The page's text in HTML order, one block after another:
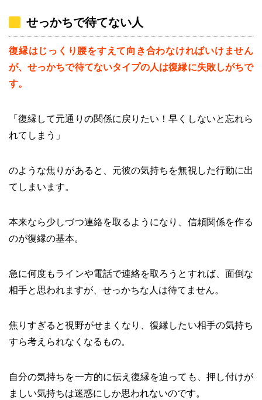
せっかちで待てない人
復縁はじっくり腰をすえて向き合わなければいけません
が、せっかちで待てないタイプの人は復縁に失敗しがちで
す。
「復縁して元通りの関係に戻りたい！早くしないと忘れら
れてしまう」
のような焦りがあると、元彼の気持ちを無視した行動に出
てしまいます。
本来なら少しづつ連絡を取るようになり、信頼関係を作る
のが復縁の基本。
急に何度もラインや電話で連絡を取ろうとすれば、面倒な
相手と思われますが、せっかちな人は待てません。
焦りすぎると視野がせまくなり、復縁したい相手の気持ち
すら考えられなくなるもの。
自分の気持ちを一方的に伝え復縁を迫っても、押し付けが
ましい気持ちは迷惑にしか思われないのです。